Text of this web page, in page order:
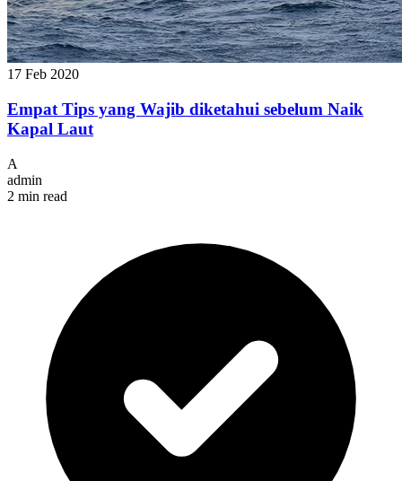
17 Feb 2020
Empat Tips yang Wajib diketahui sebelum Naik
Kapal Laut
A
admin
2 min read